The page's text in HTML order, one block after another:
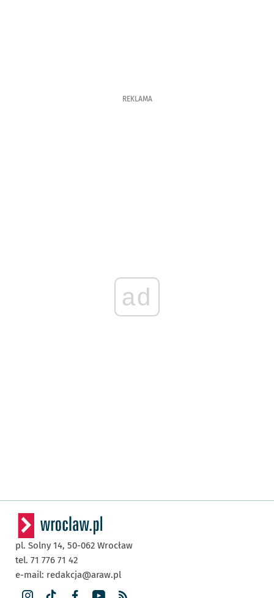
REKLAMA
ad
pl. Solny 14, 50-062 Wrocław
tel. 71 776 71 42
e-mail: redakcja@araw.pl